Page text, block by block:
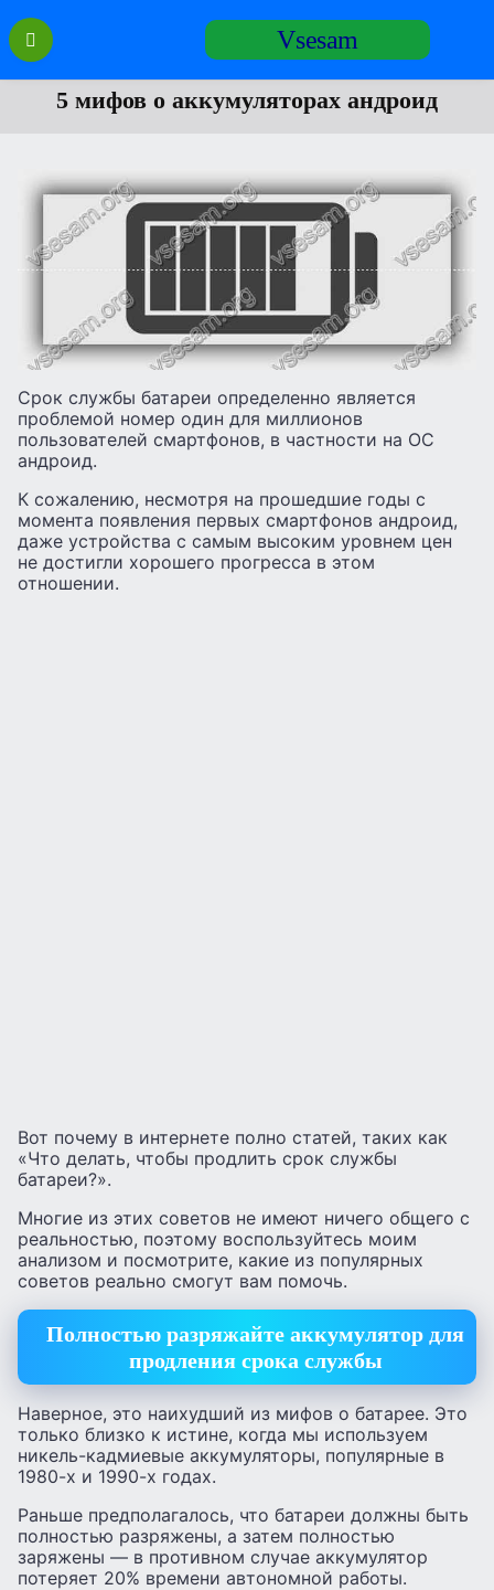
Перейти
содержанию
Vsesam
5 мифов о аккумуляторах андроид
Срок службы батареи определенно является
проблемой номер один для миллионов
пользователей смартфонов, в частности на ОС
андроид.
К сожалению, несмотря на прошедшие годы с
момента появления первых смартфонов андроид,
даже устройства с самым высоким уровнем цен
не достигли хорошего прогресса в этом
отношении.
Вот почему в интернете полно статей, таких как
«Что делать, чтобы продлить срок службы
батареи?».
Многие из этих советов не имеют ничего общего с
реальностью, поэтому воспользуйтесь моим
анализом и посмотрите, какие из популярных
советов реально смогут вам помочь.
Полностью разряжайте аккумулятор для
продления срока службы
Наверное, это наихудший из мифов о батарее. Это
только близко к истине, когда мы используем
никель-кадмиевые аккумуляторы, популярные в
1980-х и 1990-х годах.
Раньше предполагалось, что батареи должны быть
полностью разряжены, а затем полностью
заряжены — в противном случае аккумулятор
потеряет 20% времени автономной работы.